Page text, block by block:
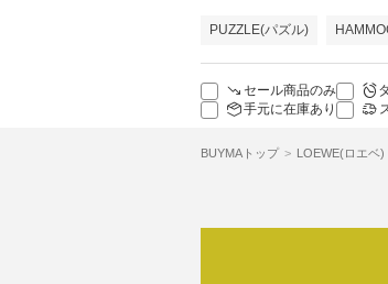
PUZZLE(パズル)
セール商品のみ
手元に在庫あり
BUYMAトップ LOEWE(ロエベ)